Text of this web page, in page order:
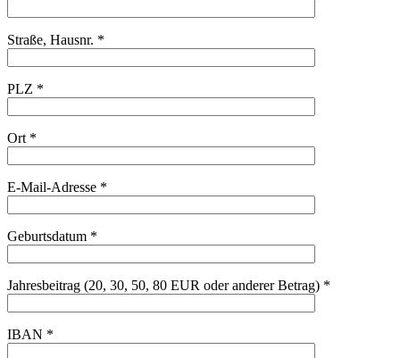
Straße, Hausnr. *
PLZ *
Ort *
E-Mail-Adresse *
Geburtsdatum *
Jahresbeitrag (20, 30, 50, 80 EUR oder anderer Betrag) *
IBAN *